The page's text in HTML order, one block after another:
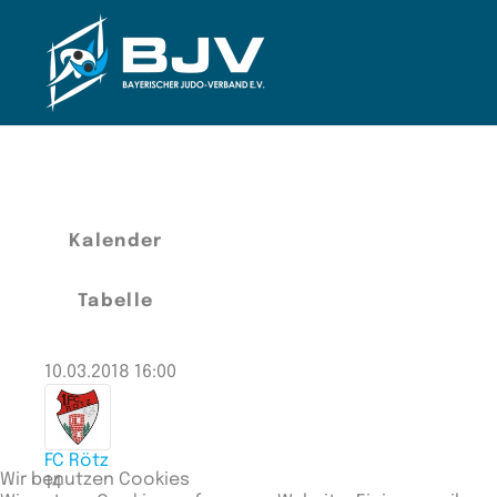
Zum Hauptinhalt springen
Kalender
Tabelle
10.03.2018 16:00
FC Rötz
14
Wir benutzen Cookies